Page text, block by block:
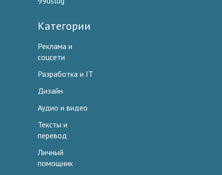
Категории
Реклама и
соцсети
Разработка и IT
Дизайн
Аудио и видео
Тексты и
перевод
Личный
помощник